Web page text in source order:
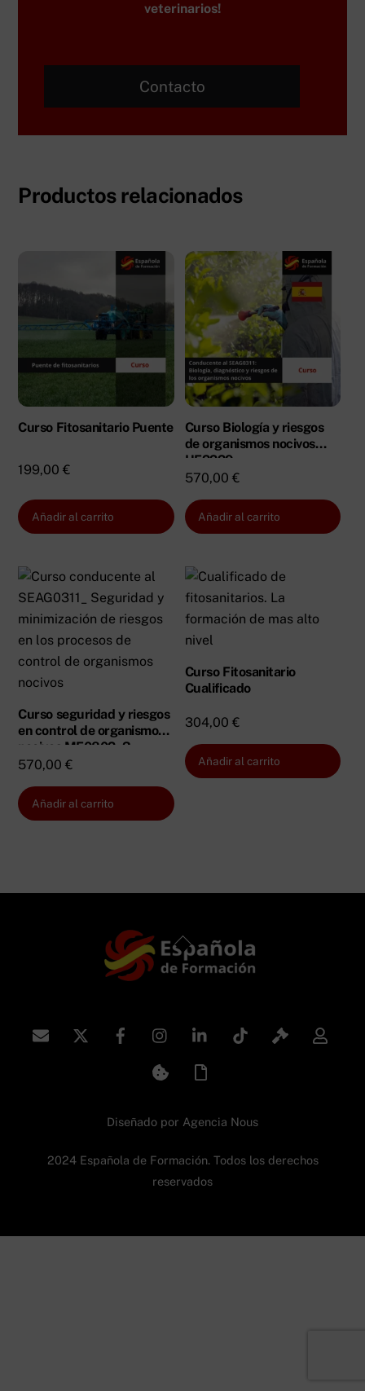
veterinarios!
Contacto
Productos relacionados
Curso Fitosanitario Puente
199,00€
Añadir al carrito
Curso Biología y riesgos
de organismos nocivos
UF2229
570,00 €
Añadir al carrito
Curso seguridad y riesgos
en control de organismos
nocivos MF0802_3
570,00€
Añadir al carrito
Curso Fitosanitario
Cualificado
304,00 €
Añadir al carrito
Back
To
Diseñado por Agencia Nous
2024 Española de Formación. Todos los derechos
reservados